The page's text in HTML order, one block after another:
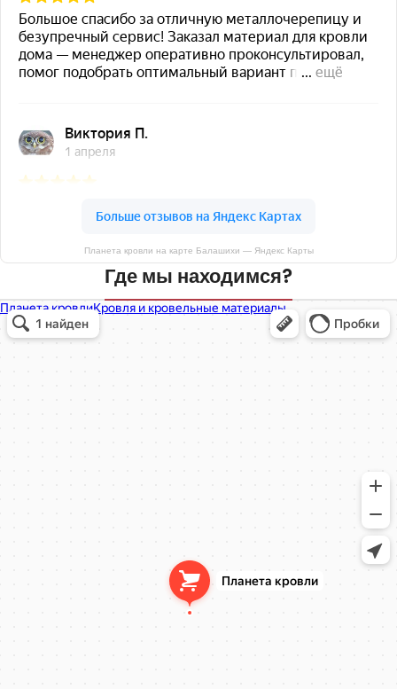
Планета кровли на карте Балашихи — Яндекс Карты
Где мы находимся?
Планета кровли
Кровля и кровельные материалы в Балашихе
Окна в Балашихе